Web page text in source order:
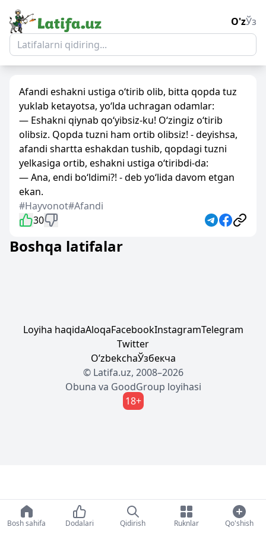
O'zЎз
Afandi eshakni ustiga o‘tirib olib, bitta qopda tuz
yuklab ketayotsa, yo‘lda uchragan odamlar:
— Eshakni qiynab qo‘yibsiz-ku! O‘zingiz o‘tirib
olibsiz. Qopda tuzni ham ortib olibsiz! - deyishsa,
afandi shartta eshakdan tushib, qopdagi tuzni
yelkasiga ortib, eshakni ustiga o‘tiribdi-da:
— Ana, endi bo‘ldimi?! - deb yo‘lida davom etgan
ekan.
#Hayvonot#Afandi
30
Boshqa latifalar
Loyiha haqidaAloqaFacebookInstagramTelegram
Twitter
OʼzbekchaЎзбекча
© Latifa.uz, 2008–2026
Obuna va GoodGroup loyihasi
18+
Bosh sahifa Dodalari Qidirish Ruknlar Qo'shish